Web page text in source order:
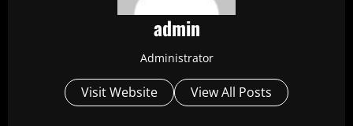
admin
Administrator
Visit Website View All Posts